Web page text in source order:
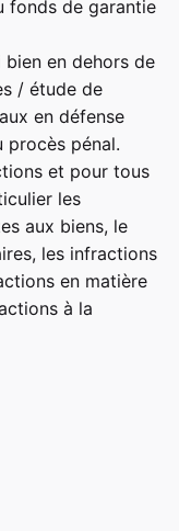
fonds de garantie
en dehors de
/ étude de
en défense
procès pénal.
et pour tous
les
aux biens, le
les infractions
en matière
à la